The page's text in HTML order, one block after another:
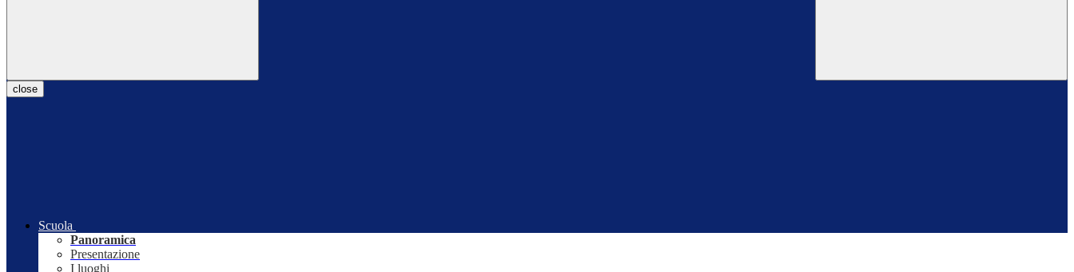
close
Scuola
Panoramica
Presentazione
I luoghi